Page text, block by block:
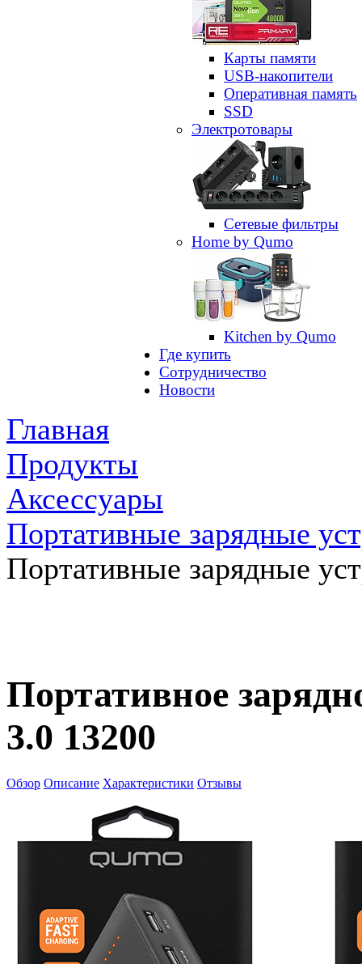
Карты памяти
USB-накопители
Оперативная память
SSD
Электротовары
Сетевые фильтры
Home by Qumo
Kitchen by Qumo
Где купить
Сотрудничество
Новости
Главная
Продукты
Аксессуары
Портативные зарядные
Портативные зарядные
Портативное
3.0 13200
Обзор Описание Характеристики Отзывы